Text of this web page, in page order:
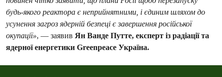
будь-якого реактора є неприйнятними, і єдиним шляхом до
усунення загроз ядерній безпеці є завершення російської
окупації», — заявив Ян Ванде Путте, експерт із радіації та
ядерної енергетики Greenpeace Україна.